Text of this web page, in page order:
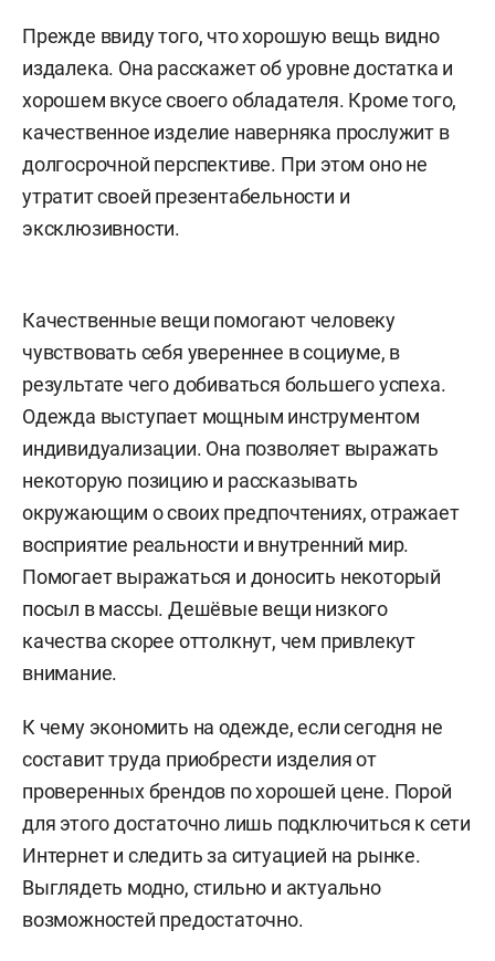
Прежде ввиду того, что хорошую вещь видно
издалека. Она расскажет об уровне достатка и
хорошем вкусе своего обладателя. Кроме того,
качественное изделие наверняка прослужит в
долгосрочной перспективе. При этом оно не
утратит своей презентабельности и
эксклюзивности.
Качественные вещи помогают человеку
чувствовать себя увереннее в социуме, в
результате чего добиваться большего успеха.
Одежда выступает мощным инструментом
индивидуализации. Она позволяет выражать
некоторую позицию и рассказывать
окружающим о своих предпочтениях, отражает
восприятие реальности и внутренний мир.
Помогает выражаться и доносить некоторый
посыл в массы. Дешёвые вещи низкого
качества скорее оттолкнут, чем привлекут
внимание.
К чему экономить на одежде, если сегодня не
составит труда приобрести изделия от
проверенных брендов по хорошей цене. Порой
для этого достаточно лишь подключиться к сети
Интернет и следить за ситуацией на рынке.
Выглядеть модно, стильно и актуально
возможностей предостаточно.